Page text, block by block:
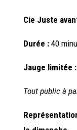
Cie Juste
Durée :40
Jauge limitée :
Tout public à